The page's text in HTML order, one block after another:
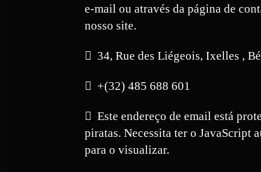
e-mail ou através da página de
nosso site.
34, Rue des Liégeois, Ixelles ,
+(32) 485 688 601
Este endereço de email está
piratas. Necessita ter o JavaScript
para o visualizar.